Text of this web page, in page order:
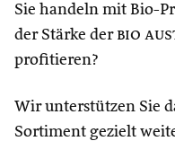
Sie handeln mit Bio-
der Stärke der bio
profitieren?
Wir unterstützen Sie
Sortiment gezielt